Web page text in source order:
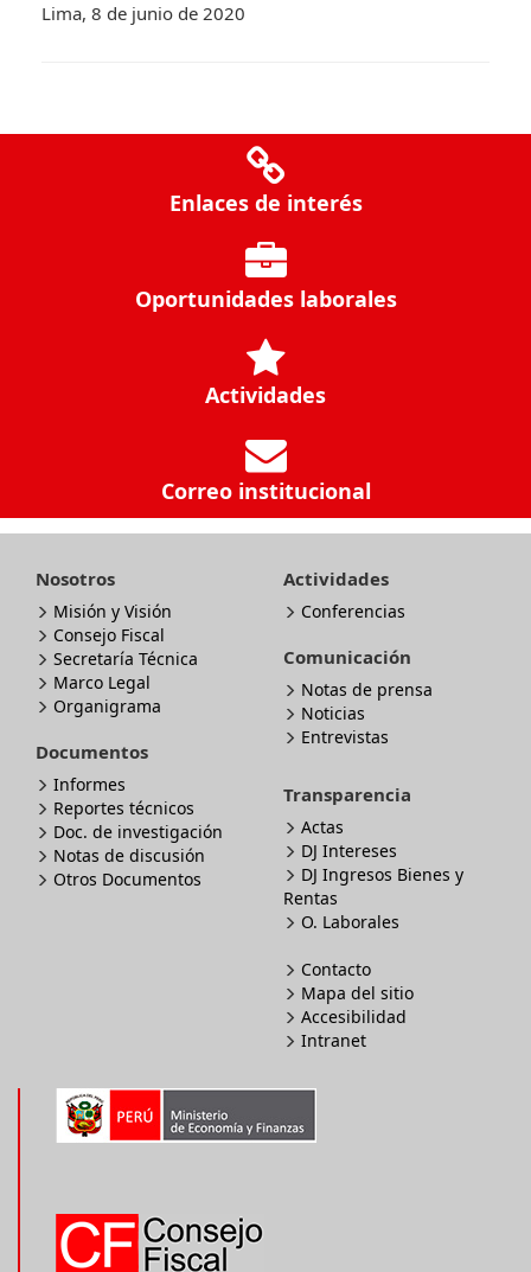
Lima, 8 de junio de 2020
Enlaces de interés
Oportunidades laborales
Actividades
Correo institucional
Nosotros
Misión y Visión
Consejo Fiscal
Secretaría Técnica
Marco Legal
Organigrama
Documentos
Informes
Reportes técnicos
Doc. de investigación
Notas de discusión
Otros Documentos
Actividades
Conferencias
Comunicación
Notas de prensa
Noticias
Entrevistas
Transparencia
Actas
DJ Intereses
DJ Ingresos Bienes y
Rentas
O. Laborales
Contacto
Mapa del sitio
Accesibilidad
Intranet